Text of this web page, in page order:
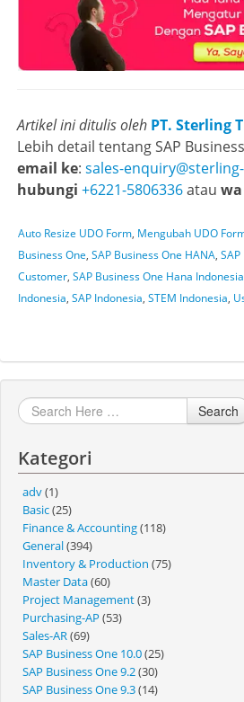
Artikel ini ditulis oleh PT. Sterling
Lebih detail tentang SAP
email ke: sales-
hubungi +6221-5806336atau wa
Auto Resize UDO Form, Mengubah UDO
Business One, SAP Business One HANA,
Customer, SAP Business One Hana Indonesia
Indonesia, SAP Indonesia, STEM Indonesia,
Search
Kategori
adv(1)
Basic(25)
Finance & Accounting(118)
General(394)
Inventory & Production (75)
Master Data(60)
Project Management(3)
Purchasing-AP (53)
Sales-AR(69)
SAP Business One 10.0(25)
SAP Business One 9.2(30)
SAP Business One 9.3(14)